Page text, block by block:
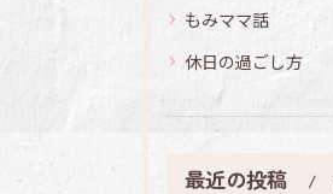
もみママ話
休日の過ごし方
最近の投稿